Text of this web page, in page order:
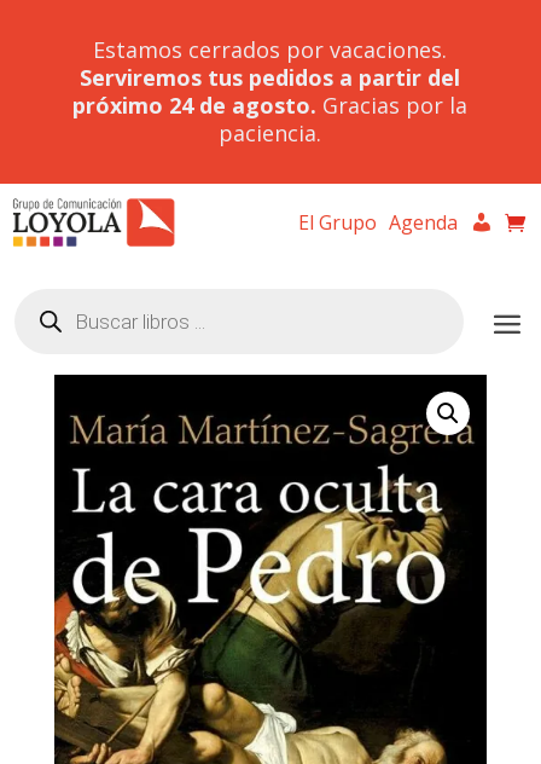
Estamos cerrados por vacaciones.
Serviremos tus pedidos a partir del
próximo 24 de agosto. Gracias por la
paciencia.
El Grupo Agenda
productos